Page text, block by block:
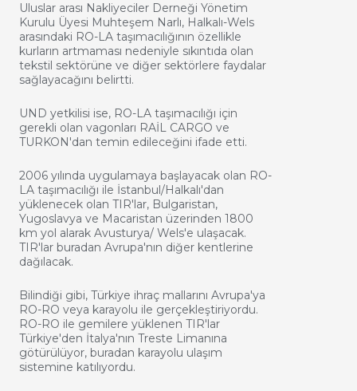
Uluslar arası Nakliyeciler Derneği Yönetim
Kurulu Üyesi Muhteşem Narlı, Halkalı-Wels
arasındaki RO-LA taşımacılığının özellikle
kurların artmaması nedeniyle sıkıntıda olan
tekstil sektörüne ve diğer sektörlere faydalar
sağlayacağını belirtti.
UND yetkilisi ise, RO-LA taşımacılığı için
gerekli olan vagonları RAİL CARGO ve
TURKON'dan temin edileceğini ifade etti.
2006 yılında uygulamaya başlayacak olan RO-
LA taşımacılığı ile İstanbul/Halkalı'dan
yüklenecek olan TIR'lar, Bulgaristan,
Yugoslavya ve Macaristan üzerinden 1800
km yol alarak Avusturya/ Wels'e ulaşacak.
TIR'lar buradan Avrupa'nın diğer kentlerine
dağılacak.
Bilindiği gibi, Türkiye ihraç mallarını Avrupa'ya
RO-RO veya karayolu ile gerçekleştiriyordu.
RO-RO ile gemilere yüklenen TIR'lar
Türkiye'den İtalya'nın Treste Limanına
götürülüyor, buradan karayolu ulaşım
sistemine katılıyordu.